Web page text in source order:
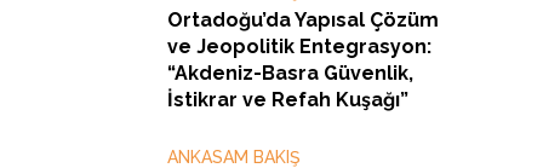
Ortadoğu’da Yapısal Çözüm
ve Jeopolitik Entegrasyon:
“Akdeniz-Basra Güvenlik,
İstikrar ve Refah Kuşağı”
ANKASAM BAKIŞ